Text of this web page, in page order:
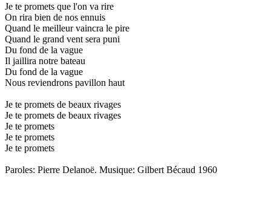
Je te promets que l'on va rire
On rira bien de nos ennuis
Quand le meilleur vaincra le pire
Quand le grand vent sera puni
Du fond de la vague
Il jaillira notre bateau
Du fond de la vague
Nous reviendrons pavillon haut
Je te promets de beaux rivages
Je te promets de beaux rivages
Je te promets
Je te promets
Je te promets
Paroles: Pierre Delanoë. Musique: Gilbert Bécaud 1960